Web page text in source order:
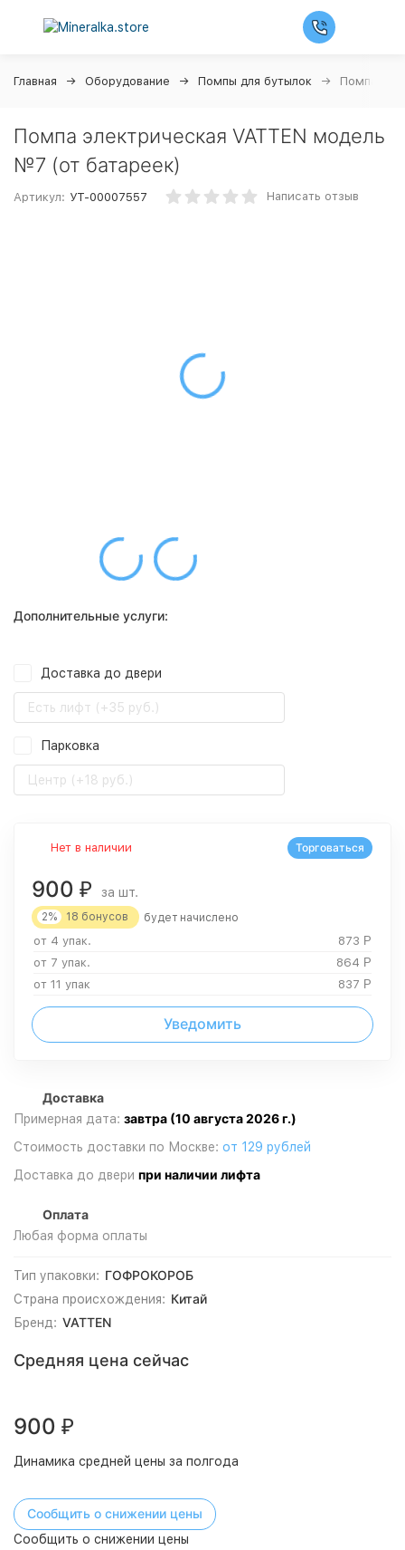
Главная Оборудование Помпы для бутылок Помпа
Помпа электрическая VATTEN модель
№7 (от батареек)
Артикул: УТ-00007557 Написать отзыв
Дополнительные услуги:
Доставка до двери
Есть лифт (+35 руб.)
Парковка
Центр (+18 руб.)
Нет в наличии
900 ₽ за шт.
2% 18 бонусов будет начислено
от 4 упак. 873 Р
от 7 упак.
864 Р
от 11 упак
837 Р
Уведомить
Торговаться
Доставка
Примерная дата: завтра (10 августа 2026 г.)
Стоимость доставки по Москве: от 129 рублей
Доставка до двери при наличии лифта
Оплата
Любая форма оплаты
Тип упаковки: ГОФРОКОРОБ
Страна происхождения: Китай
Бренд: VATTEN
Средняя цена сейчас
900 ₽
Динамика средней цены за полгода
Сообщить о снижении цены
Сообщить о снижении цены